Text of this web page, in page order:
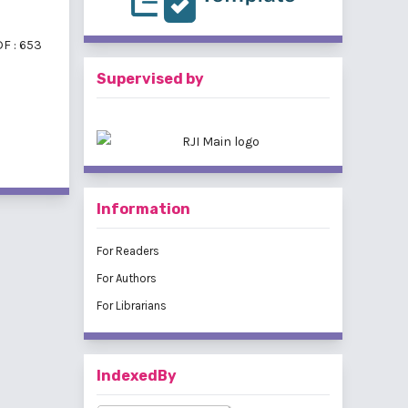
: 653
Supervised by
Information
For Readers
For Authors
For Librarians
IndexedBy